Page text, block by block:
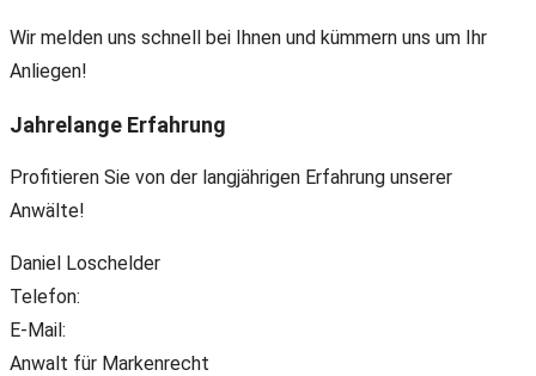
Wir melden uns schnell bei Ihnen und kümmern uns um Ihr
Anliegen!
Jahrelange Erfahrung
Profitieren Sie von der langjährigen Erfahrung unserer
Anwälte!
Daniel Loschelder
Telefon:
E-Mail:
Anwalt für Markenrecht